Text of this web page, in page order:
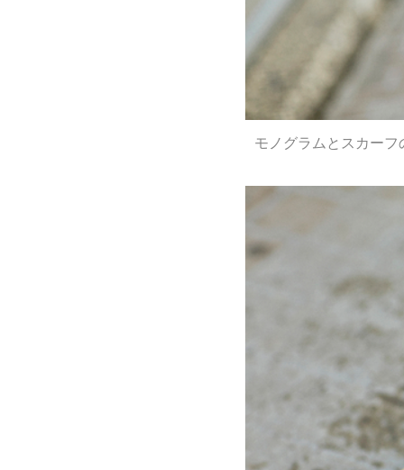
モノグラムとスカー